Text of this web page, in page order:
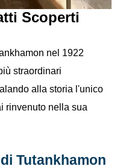
Scoperti
nel 1922
straordinari
alla storia l'unico
rinvenuto nella sua
Tutankhamon